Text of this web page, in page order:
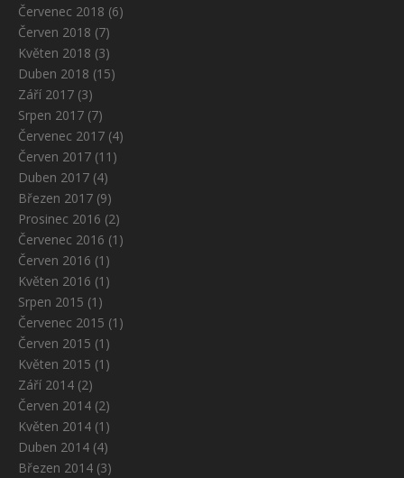
Červenec 2018 (6)
Červen 2018 (7)
Květen 2018 (3)
Duben 2018 (15)
Září 2017 (3)
Srpen 2017 (7)
Červenec 2017 (4)
Červen 2017 (11)
Duben 2017 (4)
Březen 2017 (9)
Prosinec 2016 (2)
Červenec 2016 (1)
Červen 2016 (1)
Květen 2016 (1)
Srpen 2015 (1)
Červenec 2015 (1)
Červen 2015 (1)
Květen 2015 (1)
Září 2014 (2)
Červen 2014 (2)
Květen 2014 (1)
Duben 2014 (4)
Březen 2014 (3)